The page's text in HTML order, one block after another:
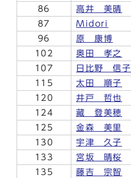
86
高井 美晴
87
Midori
96
原 康博
102
奥田 孝之
107
日比野 信子
115
太田 順子
120
井戸 哲也
124
藏 登美穂
125
金森 美里
130
宇津 久子
133
宮坂 晴桜
135
藤吉 宗智